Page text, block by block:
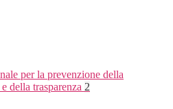
per la prevenzione della
della trasparenza 2